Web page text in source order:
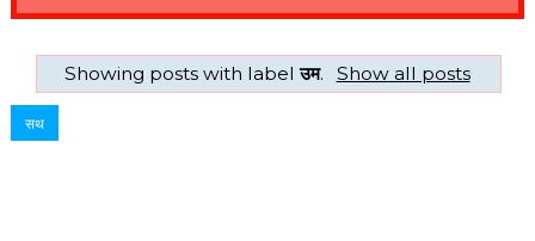
Showing posts with labelउम. Show all posts
सथ